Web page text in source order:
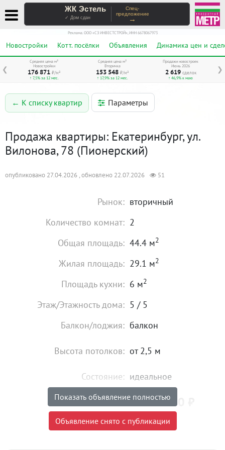
ЖК Эстель
✓ Дом сдан
Спец-
предложение
→
Реклама. ООО «СЗ ИНВЕСТСТРОЙ», ИНН 6678067973
Новостройки Котт. посёлки Объявления Динамика цен и
❮ ❯
Средняя цена м²
Новостройки
176 871 ₽/м²
↑ 7,5% за 12 мес.
Средняя цена м²
Вторичка
153 548 ₽/м²
↑ 17,9% за 12 мес.
Продажи новостроек
Июнь 2026
2 619 сделок
↑ 46,9% к маю
← К списку квартир Параметры
Продажа квартиры: Екатеринбург, ул.
Вилонова, 78 (Пионерский)
опубликовано 27.04.2026 , обновлено 22.07.2026 51
Рынок: вторичный
Количество комнат: 2
Общая площадь: 44.4 м2
Жилая площадь: 29.1 м2
Площадь кухни: 6 м2
Этаж/Этажность дома: 5 / 5
Балкон/лоджия: балкон
Высота потолков: от 2,5 м
Состояние: идеальное
Цена: 4 750 000
Объявление снято с публикации
Показать объявление полностью
Объявление снято с публикации